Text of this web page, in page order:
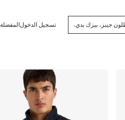
تسجيل الدخولالمفضلة